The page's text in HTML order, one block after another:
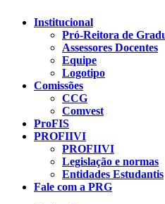
Institucional
Pró-Reitora de
Assessores Docentes
Equipe
Logotipo
Comissões
CCG
Comvest
ProFIS
PROFIIVI
PROFIIVI
Legislação e normas
Entidades Estudantis
Fale com a PRG